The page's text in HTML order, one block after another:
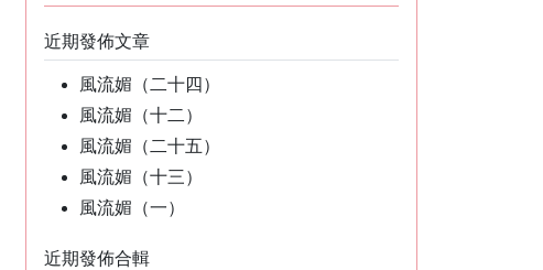
近期發佈文章
風流媚（二十四）
風流媚（十二）
風流媚（二十五）
風流媚（十三）
風流媚（一）
近期發佈合輯